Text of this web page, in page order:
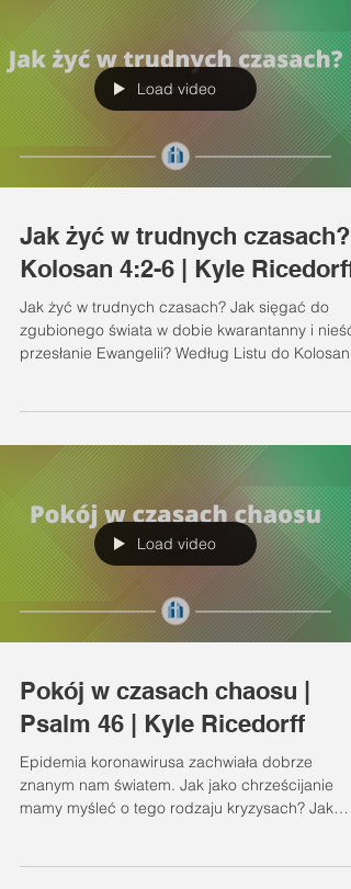
Load video
Jak żyć w trudnych czasach? |
Kolosan 4:2-6 | Kyle Ricedorff
Jak żyć w trudnych czasach? Jak sięgać do
zgubionego świata w dobie kwarantanny i nieść
przesłanie Ewangelii? Według Listu do
Load video
Pokój w czasach chaosu |
Psalm 46 | Kyle Ricedorff
Epidemia koronawirusa zachwiała dobrze
znanym nam światem. Jak jako chrześcijanie
mamy myśleć o tego rodzaju kryzysach? Jak